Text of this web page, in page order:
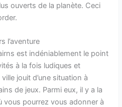
ouverts de la planète. Ceci
l’aventure
est indéniablement le point
à la fois ludiques et
jouit d’une situation à
de jeux. Parmi eux, il y a la
vous pourrez vous adonner à